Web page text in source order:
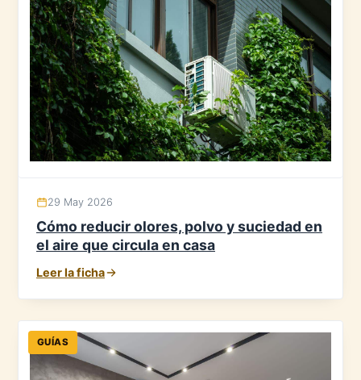
29 May 2026
Cómo reducir olores, polvo y suciedad en
el aire que circula en casa
Leer la ficha
GUÍAS